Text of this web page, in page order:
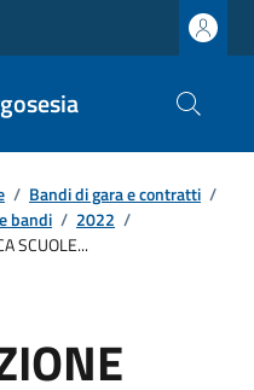
/ Bandi di gara e contratti /
bandi / 2022 /
SCUOLE...